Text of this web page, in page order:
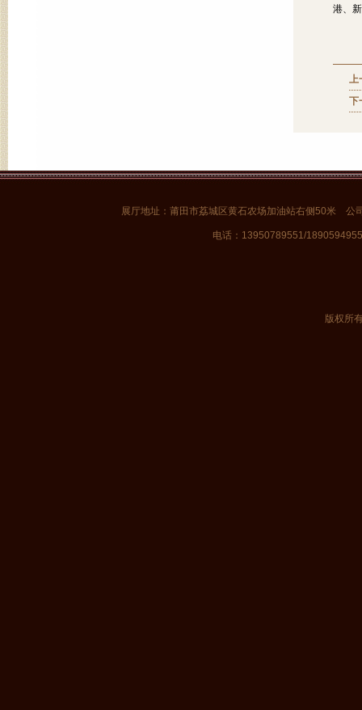
港、
上
下
展厅地址：莆田市荔城区黄石农场加油站右侧50米 公
电话：13950789551/
版权所